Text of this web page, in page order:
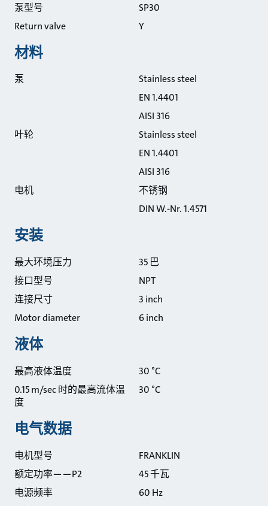
泵型号
SP30
Return valve
Y
材料
泵
Stainless steel
EN 1.4401
AISI 316
叶轮
Stainless steel
EN 1.4401
AISI 316
电机
不锈钢
DIN W.-Nr. 1.4571
安装
最大环境压力
35 巴
接口型号
NPT
连接尺寸
3 inch
Motor diameter
6 inch
液体
最高液体温度
30 °C
0.15 m/sec 时的最高流体温
度
30 °C
电气数据
电机型号
FRANKLIN
额定功率——P2
45 千瓦
电源频率
60 Hz